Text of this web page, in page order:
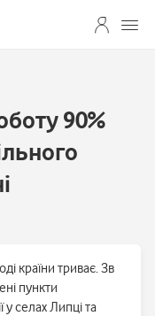
90%
країни триває. Зв
пункти
у селах Липці та